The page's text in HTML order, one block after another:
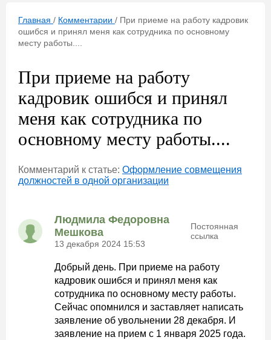
Главная / Комментарии / При приеме на работу кадровик
ошибся и принял меня как сотрудника по основному
месту работы....
При приеме на работу
кадровик ошибся и принял
меня как сотрудника по
основному месту работы....
Комментарий к статье: Оформление совмещения
должностей в одной организации
Людмила Федоровна
Мешкова
13 декабря 2024 15:53
Постоянная
ссылка
Добрый день. При приеме на работу
кадровик ошибся и принял меня как
сотрудника по основному месту работы.
Сейчас опомнился и заставляет написать
заявление об увольнении 28 декабря. И
заявление на прием с 1 января 2025 года.